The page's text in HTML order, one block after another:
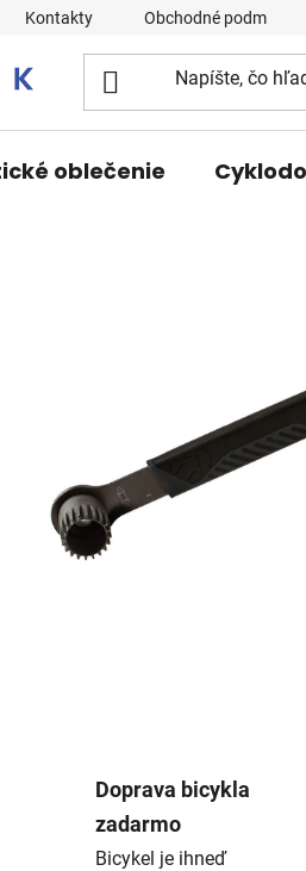
Kontakty Obchodné podmienky
oblečenie
Doprava bicykla
zadarmo
Bicykel je ihneď